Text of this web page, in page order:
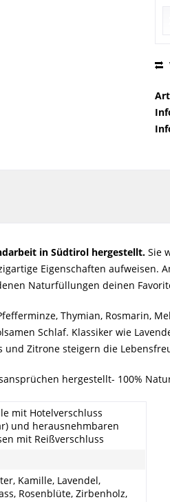
in Südtirol hergestellt. Sie
Eigenschaften aufweisen.
Naturfüllungen deinen
Thymian, Rosmarin,
Schlaf. Klassiker wie
und Zitrone steigern die
hergestellt- 100%
mit Hotelverschluss
und herausnehmbaren
mit Reißverschluss
Kamille, Lavendel,
Rosenblüte, Zirbenholz,